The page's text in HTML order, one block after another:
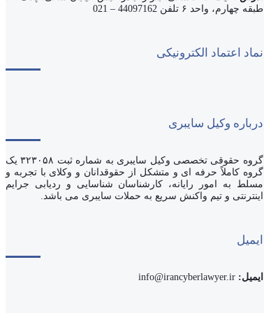
طبقه چهارم، واحد ۶ تلفن 44097162 – 021
نماد اعتماد الکترونیکی
درباره وکیل سایبری
گروه حقوقی تخصصی وکیل سایبری به شماره ثبت ۳۲۳۰۵۸ یک
گروه کاملاً حرفه ای و متشکل از حقوقدانان و وکلای با تجربه و
مسلط به امور رایانه، کارشناسان شناسایی و ردیابی جرایم
اینترنتی و تیم واکنش سریع به حملات سایبری می باشد.
ایمیل
ایمیل:info@irancyberlawyer.ir